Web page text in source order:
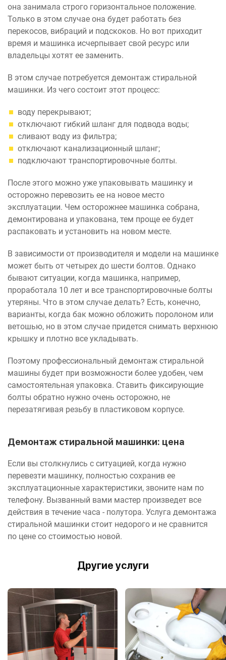
она занимала строго горизонтальное положение.
Только в этом случае она будет работать без
перекосов, вибраций и подскоков. Но вот приходит
время и машинка исчерпывает свой ресурс или
владельцы хотят ее заменить.
В этом случае потребуется демонтаж стиральной
машинки. Из чего состоит этот процесс:
воду перекрывают;
отключают гибкий шланг для подвода воды;
сливают воду из фильтра;
отключают канализационный шланг;
подключают транспортировочные болты.
После этого можно уже упаковывать машинку и
осторожно перевозить ее на новое место
эксплуатации. Чем осторожнее машинка собрана,
демонтирована и упакована, тем проще ее будет
распаковать и установить на новом месте.
В зависимости от производителя и модели на машинке
может быть от четырех до шести болтов. Однако
бывают ситуации, когда машинка, например,
проработала 10 лет и все транспортировочные болты
утеряны. Что в этом случае делать? Есть, конечно,
варианты, когда бак можно обложить поролоном или
ветошью, но в этом случае придется снимать верхнюю
крышку и плотно все укладывать.
Поэтому профессиональный демонтаж стиральной
машины будет при возможности более удобен, чем
самостоятельная упаковка. Ставить фиксирующие
болты обратно нужно очень осторожно, не
перезатягивая резьбу в пластиковом корпусе.
Демонтаж стиральной машинки: цена
Если вы столкнулись с ситуацией, когда нужно
перевезти машинку, полностью сохранив ее
эксплуатационные характеристики, звоните нам по
телефону. Вызванный вами мастер произведет все
действия в течение часа - полутора. Услуга демонтажа
стиральной машинки стоит недорого и не сравнится
по цене со стоимостью новой.
Другие услуги